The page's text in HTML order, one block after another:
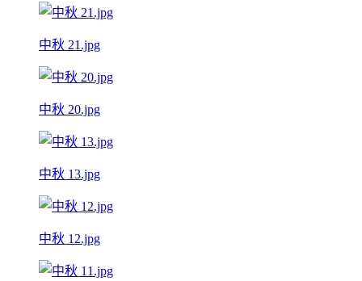
中秋 21.jpg
中秋 20.jpg
中秋 13.jpg
中秋 12.jpg